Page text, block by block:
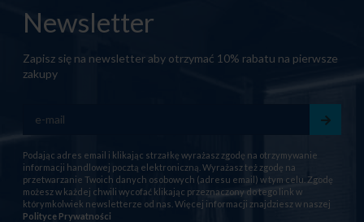
Newsletter
Zapisz się na newsletter aby otrzymać 10% rabatu na pierwsze
zakupy
Podając adres email i klikając strzałkę wyrażasz zgodę na otrzymywanie
informacji handlowej pocztą elektroniczną. Wyrażasz też zgodę na
przetwarzanie Twoich danych osobowych (adresu email) w tym celu. Zgodę
możesz w każdej chwili wycofać klikając przeznaczony do tego link w
którymkolwiek newsletterze od nas. Więcej informacji znajdziesz w naszej
Polityce Prywatności